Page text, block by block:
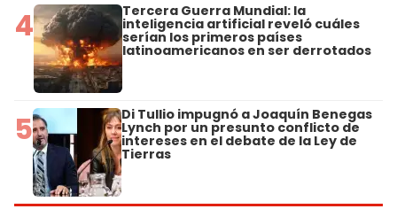
4 Tercera Guerra Mundial: la
inteligencia artificial reveló cuáles
serían los primeros países
latinoamericanos en ser derrotados
5 Di Tullio impugnó a Joaquín Benegas
Lynch por un presunto conflicto de
intereses en el debate de la Ley de
Tierras